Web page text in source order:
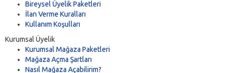
Bireysel Üyelik Paketleri
İlan Verme Kuralları
Kullanım Koşulları
Kurumsal Üyelik
Kurumsal Mağaza Paketleri
Mağaza Açma Şartları
Nasıl Mağaza Açabilirim?